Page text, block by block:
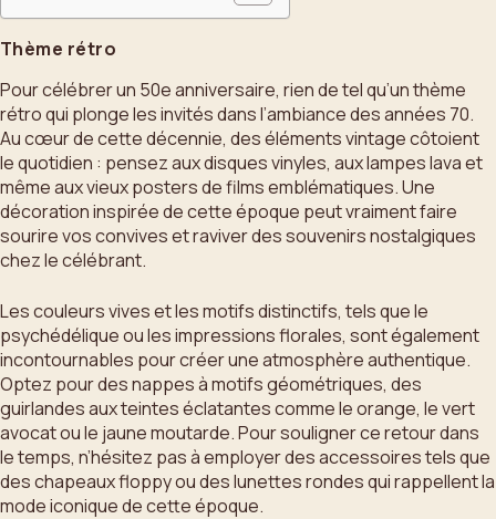
Thème rétro
Pour célébrer un 50e anniversaire, rien de tel qu’un thème
rétro qui plonge les invités dans l’ambiance des années 70.
Au cœur de cette décennie, des éléments vintage côtoient
le quotidien : pensez aux disques vinyles, aux lampes lava et
même aux vieux posters de films emblématiques. Une
décoration inspirée de cette époque peut vraiment faire
sourire vos convives et raviver des souvenirs nostalgiques
chez le célébrant.
Les couleurs vives et les motifs distinctifs, tels que le
psychédélique ou les impressions florales, sont également
incontournables pour créer une atmosphère authentique.
Optez pour des nappes à motifs géométriques, des
guirlandes aux teintes éclatantes comme le orange, le vert
avocat ou le jaune moutarde. Pour souligner ce retour dans
le temps, n’hésitez pas à employer des accessoires tels que
des chapeaux floppy ou des lunettes rondes qui rappellent la
mode iconique de cette époque.